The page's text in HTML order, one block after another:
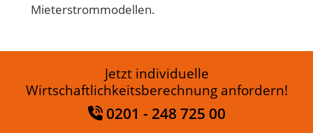
Mieterstrommodellen.
Jetzt individuelle
Wirtschaftlichkeitsberechnung anfordern!
0201 - 248 725 00